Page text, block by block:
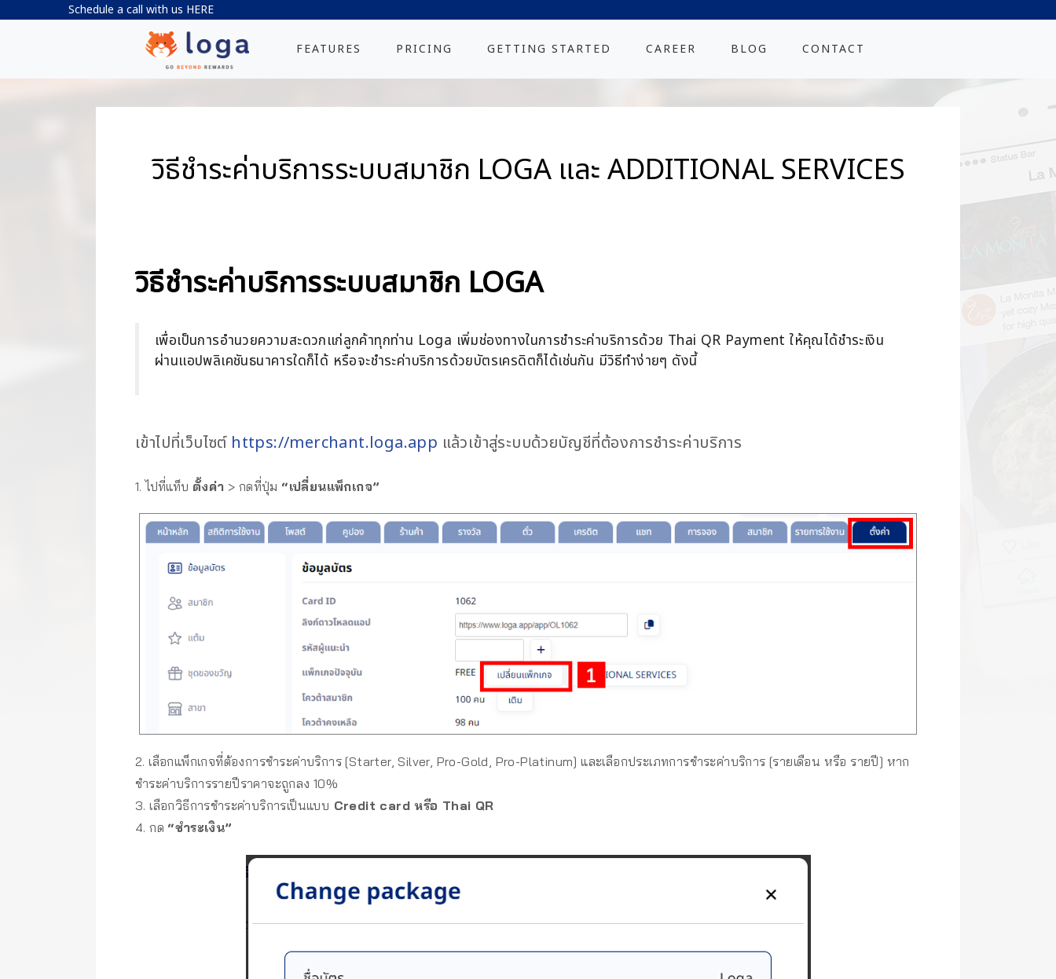
Schedule a call with us HERE
FEATURES PRICING GETTING STARTED CAREER BLOG CONTACT
วิธีชำระค่าบริการระบบสมาชิก LOGA และ ADDITIONAL SERVICES
วิธีชำระค่าบริการระบบสมาชิก LOGA
เพื่อเป็นการอำนวยความสะดวกแก่ลูกค้าทุกท่าน Loga เพิ่มช่องทางในการชำระค่าบริการด้วย Thai QR Payment ให้คุณได้ชำระเงิน
ผ่านแอปพลิเคชันธนาคารใดก็ได้ หรือจะชำระค่าบริการด้วยบัตรเครดิตก็ได้เช่นกัน มีวิธีทำง่ายๆ ดังนี้
เข้าไปที่เว็บไซต์ https://merchant.loga.app แล้วเข้าสู่ระบบด้วยบัญชีที่ต้องการชำระค่าบริการ
1. ไปที่แท็บ ตั้งค่า > กดที่ปุ่ม “เปลี่ยนแพ็กเกจ”
2. เลือกแพ็กเกจที่ต้องการชำระค่าบริการ [Starter, Silver, Pro-Gold, Pro-Platinum] และเลือกประเภทการชำระค่าบริการ [รายเดือน หรือ รายปี] หาก
ชำระค่าบริการรายปีราคาจะถูกลง 10%
3. เลือกวิธีการชำระค่าบริการเป็นแบบ Credit card หรือ Thai QR
4. กด “ชำระเงิน”